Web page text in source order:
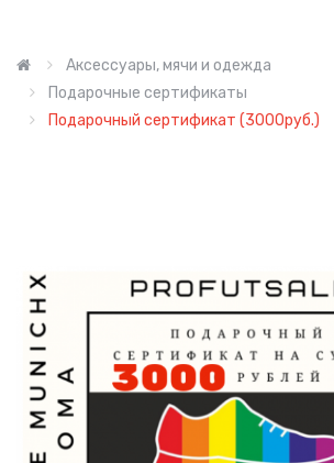
Аксессуары, мячи и одежда
Подарочные сертификаты
Подарочный сертификат (3000руб.)